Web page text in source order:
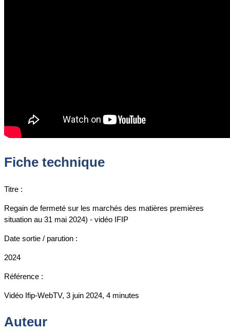
Fiche technique
Titre :
Regain de fermeté sur les marchés des matières premières
situation au 31 mai 2024) - vidéo IFIP
Date sortie / parution :
2024
Référence :
Vidéo Ifip-WebTV, 3 juin 2024, 4 minutes
Auteur